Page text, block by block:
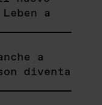
a
a
diventa